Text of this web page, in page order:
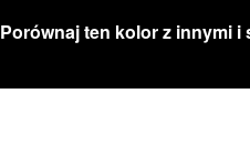
Porównaj ten kolor z innymi